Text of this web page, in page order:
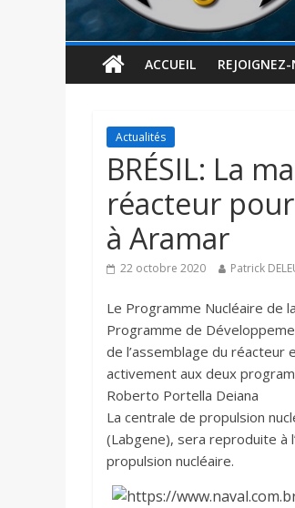
ACCUEIL
Actualités
BRÉSIL: La
réacteur
à Aramar
22 octobre 2020 Patrick
Le Programme Nucléaire de
Programme de
de l’assemblage du
activement aux deux
Roberto Portella Deiana
La centrale de propulsion
(Labgene), sera reproduite à
propulsion nucléaire.